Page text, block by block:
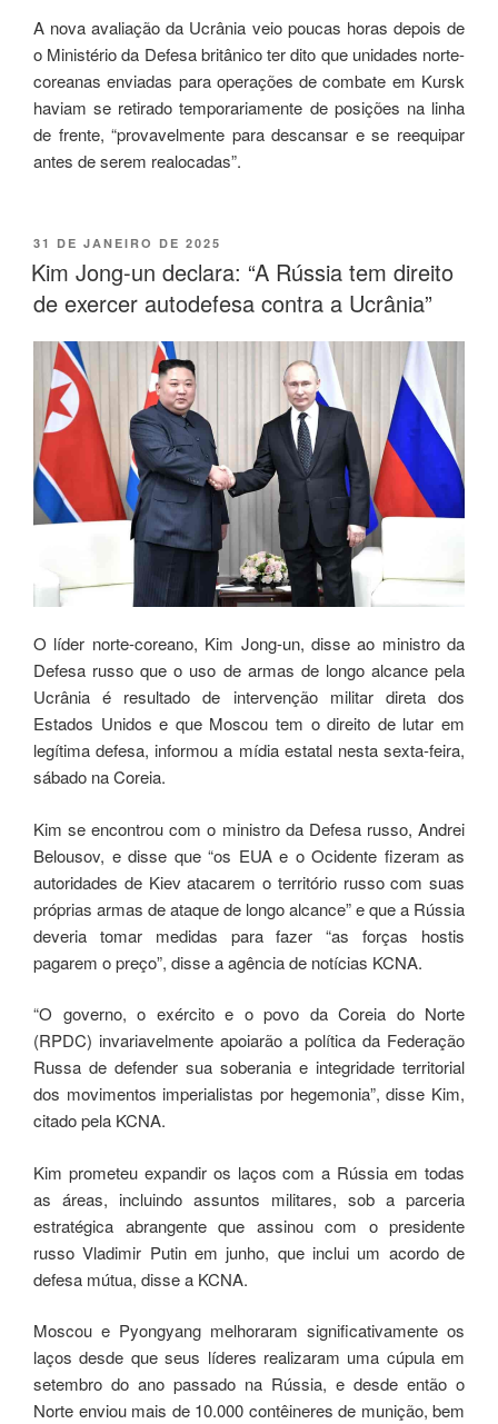
A nova avaliação da Ucrânia veio poucas horas depois de
o Ministério da Defesa britânico ter dito que unidades norte-
coreanas enviadas para operações de combate em Kursk
haviam se retirado temporariamente de posições na linha
de frente, “provavelmente para descansar e se reequipar
antes de serem realocadas”.
31 DE JANEIRO DE 2025
Kim Jong-un declara: “A Rússia tem direito
de exercer autodefesa contra a Ucrânia”
O líder norte-coreano, Kim Jong-un, disse ao ministro da
Defesa russo que o uso de armas de longo alcance pela
Ucrânia é resultado de intervenção militar direta dos
Estados Unidos e que Moscou tem o direito de lutar em
legítima defesa, informou a mídia estatal nesta sexta-feira,
sábado na Coreia.
Kim se encontrou com o ministro da Defesa russo, Andrei
Belousov, e disse que “os EUA e o Ocidente fizeram as
autoridades de Kiev atacarem o território russo com suas
próprias armas de ataque de longo alcance” e que a Rússia
deveria tomar medidas para fazer “as forças hostis
pagarem o preço”, disse a agência de notícias KCNA.
“O governo, o exército e o povo da Coreia do Norte
(RPDC) invariavelmente apoiarão a política da Federação
Russa de defender sua soberania e integridade territorial
dos movimentos imperialistas por hegemonia”, disse Kim,
citado pela KCNA.
Kim prometeu expandir os laços com a Rússia em todas
as áreas, incluindo assuntos militares, sob a parceria
estratégica abrangente que assinou com o presidente
russo Vladimir Putin em junho, que inclui um acordo de
defesa mútua, disse a KCNA.
Moscou e Pyongyang melhoraram significativamente os
laços desde que seus líderes realizaram uma cúpula em
setembro do ano passado na Rússia, e desde então o
Norte enviou mais de 10.000 contêineres de munição, bem